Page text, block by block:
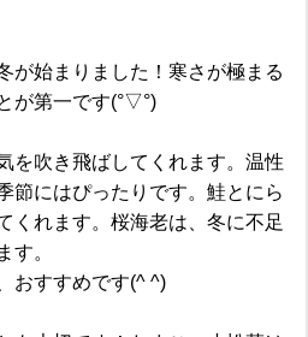
が始まりました！寒さが極まる
が第一です(°▽°)
を吹き飛ばしてくれます。温性
節にはぴったりです。鮭とにら
くれます。桜海老は、冬に不足
す。
おすすめです(^ ^)